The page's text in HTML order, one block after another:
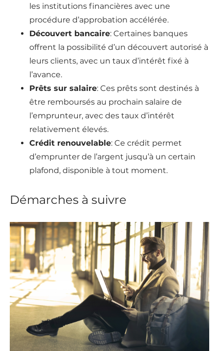
les institutions financières avec une
procédure d’approbation accélérée.
Découvert bancaire: Certaines banques
offrent la possibilité d’un découvert autorisé à
leurs clients, avec un taux d’intérêt fixé à
l’avance.
Prêts sur salaire: Ces prêts sont destinés à
être remboursés au prochain salaire de
l’emprunteur, avec des taux d’intérêt
relativement élevés.
Crédit renouvelable: Ce crédit permet
d’emprunter de l’argent jusqu’à un certain
plafond, disponible à tout moment.
Démarches à suivre